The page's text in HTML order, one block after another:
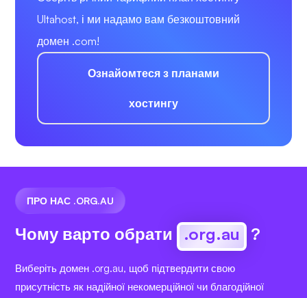
Ultahost, і ми надамо вам безкоштовний
домен .com!
Ознайомтеся з планами
хостингу
ПРО НАС .ORG.AU
Чому варто обрати .org.au ?
Виберіть домен .org.au, щоб підтвердити свою
присутність як надійної некомерційної чи благодійної